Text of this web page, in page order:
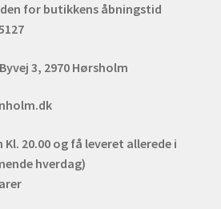
for butikkens åbningstid
3, 2970 Hørsholm
Kl. 20.00 og få leveret allerede i
hverdag)